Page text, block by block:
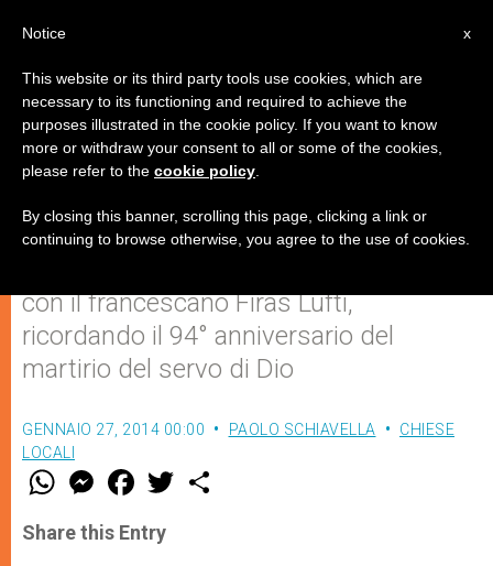
Padre Alberto Amarisse: un dono
di Dio all'umanità
con il francescano Firas Lufti,
ricordando il 94° anniversario del
martirio del servo di Dio
GENNAIO 27, 2014 00:00 PAOLO SCHIAVELLA
CHIESE
LOCALI
W
t
s
M
e
s
e
F
a
e
b
w
Share this Entry
x
Notice
This website or its third party tools use cookies, which are
necessary to its functioning and required to achieve the
purposes illustrated in the cookie policy. If you want to know
more or withdraw your consent to all or some of the cookies,
please refer to the cookie policy
By closing this banner, scrolling this page, clicking a link or
continuing to browse otherwise, you agree to the use of cookies.